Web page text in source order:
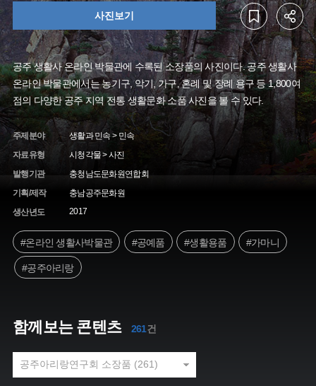
공주 생활사 온라인 박물관에 수록된 소장품의 사진이다. 공주 생활사
온라인 박물관에서는 농기구, 악기, 가구, 혼례 및 장례 용구 등 1,800여
점의 다양한 공주 지역 전통 생활문화 소품 사진을 볼 수 있다.
주제분야
생활과 민속 > 민속
자료유형
시청각물 > 사진
발행기관
충청남도문화원연합회
기획/제작
충남공주문화원
생산년도
2017
사진보기
#온라인 생활사박물관 #공예품 #생활용품 #가마니
#공주아리랑
함께보는 콘텐츠 261건